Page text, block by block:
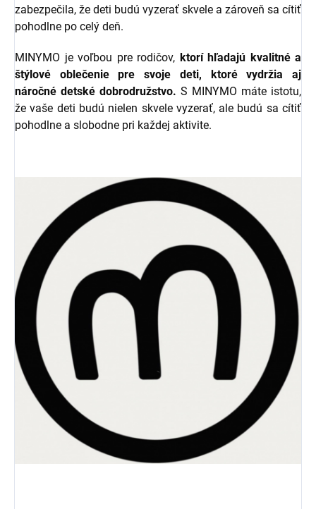
zabezpečila, že deti budú vyzerať skvele a zároveň sa cítiť
pohodlne po celý deň.
MINYMO je voľbou pre rodičov, ktorí hľadajú kvalitné a
štýlové oblečenie pre svoje deti, ktoré vydržia aj
náročné detské dobrodružstvo. S MINYMO máte istotu,
že vaše deti budú nielen skvele vyzerať, ale budú sa cítiť
pohodlne a slobodne pri každej aktivite.